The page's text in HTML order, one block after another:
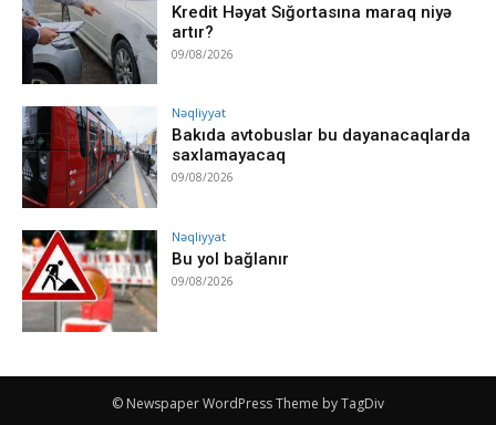
Kredit Həyat Sığortasına maraq niyə
artır?
09/08/2026
Nəqliyyat
Bakıda avtobuslar bu dayanacaqlarda
saxlamayacaq
09/08/2026
Nəqliyyat
Bu yol bağlanır
09/08/2026
© Newspaper WordPress Theme by TagDiv